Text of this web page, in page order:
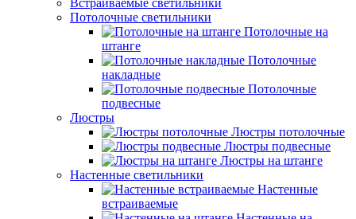
Встраиваемые светильники
Потолочные светильники
Потолочные на
штанге
Потолочные
накладные
Потолочные
подвесные
Люстры
Люстры потолочные
Люстры подвесные
Люстры на штанге
Настенные светильники
Настенные
встраиваемые